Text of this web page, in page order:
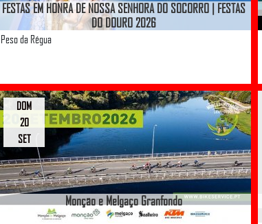
FESTAS EM HONRA DE NOSSA SENHORA DO SOCORRO | FESTAS
DO DOURO 2026
Peso da Régua
Monção e Melgaço Granfondo
DOM
20
SET